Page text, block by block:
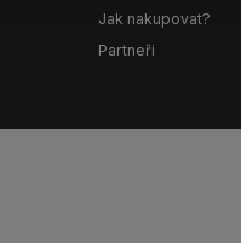
Jak nakupovat?
Partneři